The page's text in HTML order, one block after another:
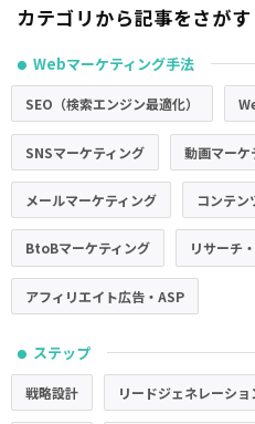
カテゴリから記事をさがす
● Webマーケティング手法
SEO（検索エンジン最適化）
SNSマーケティング 動画マーケ
メールマーケティング コンテン
BtoBマーケティング リサーチ
アフィリエイト広告・ASP
● ステップ
戦略設計 リードジェネレーショ